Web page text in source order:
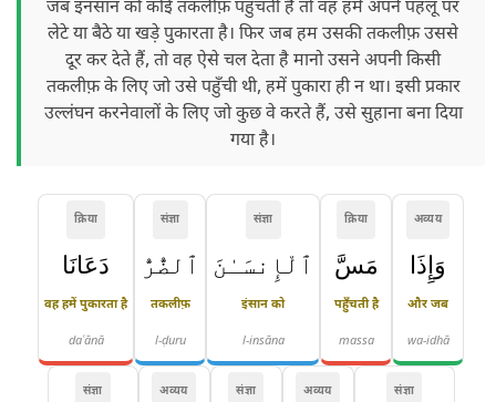
जब इनसान को कोई तकलीफ़ पहुँचती है तो वह हमें अपने पहलू पर
लेटे या बैठे या खड़े पुकारता है। फिर जब हम उसकी तकलीफ़ उससे
दूर कर देते हैं, तो वह ऐसे चल देता है मानो उसने अपनी किसी
तकलीफ़ के लिए जो उसे पहुँची थी, हमें पुकारा ही न था। इसी प्रकार
उल्लंघन करनेवालों के लिए जो कुछ वे करते हैं, उसे सुहाना बना दिया
गया है।
अव्यय
وَإِذَا
और जब
wa-idhā
क्रिया
مَسَّ
पहुँचती है
massa
संज्ञा
ٱلْإِنسَـٰنَ
इंसान को
l-insāna
संज्ञा
ٱلضُّرُّ
तकलीफ़
l-ḍuru
क्रिया
دَعَانَا
वह हमें पुकारता है
daʿānā
संज्ञा
अव्यय
संज्ञा
अव्यय
संज्ञा